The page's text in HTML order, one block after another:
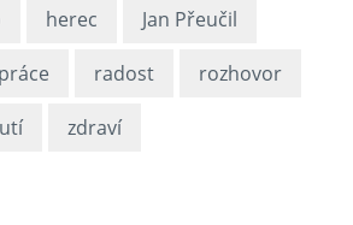
herec Jan Přeučil
práce radost rozhovor
zdraví